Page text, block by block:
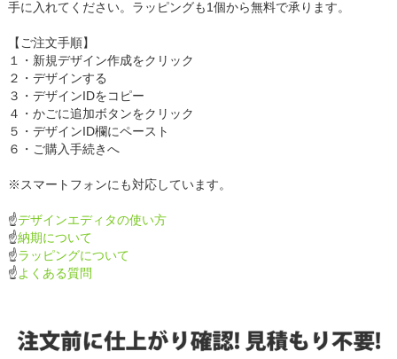
手に入れてください。ラッピングも1個から無料で承ります。
【ご注文手順】
１・新規デザイン作成をクリック
２・デザインする
３・デザインIDをコピー
４・かごに追加ボタンをクリック
５・デザインID欄にペースト
６・ご購入手続きへ
※スマートフォンにも対応しています。
☝デザインエディタの使い方
☝納期について
☝ラッピングについて
☝よくある質問